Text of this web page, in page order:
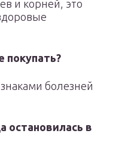
и корней, это
покупать?
болезней
остановилась в